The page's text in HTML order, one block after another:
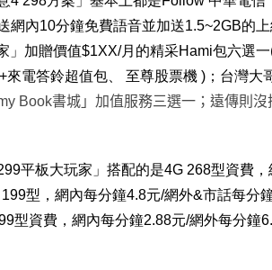
網內10分鐘免費語音並加送1.5~2GB的
」加贈價值$1XX/月的精采Hami包六選
來電答鈴超值包
至尊股票機 ) ；台灣大
Book書城」加值服務三選一；遠傳則沒
平板大玩家」搭配的是4G 268型資費
型 ，網內每分鐘4.8元/網外&市話每分
型資費 ， 網內每分鐘2.88元/網外每分鐘